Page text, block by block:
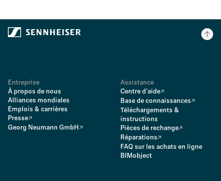
Entreprise
À propos de nous
Alliances mondiales
Emplois & carrières
Presse
Georg Neumann GmbH
Assistance
Centre d'aide
Base de connaissances
Téléchargements &
instructions
Pièces de rechange
Réparations
FAQ sur les achats en ligne
BIMobject